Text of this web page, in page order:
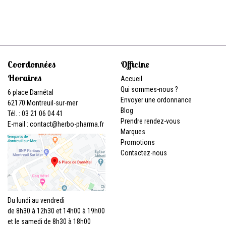
Coordonnées
Horaires
6 place Darnétal
62170 Montreuil-sur-mer
Tél. : 03 21 06 04 41
E-mail : contact@herbo-pharma.fr
Du lundi au vendredi
de 8h30 à 12h30 et 14h00 à 19h00
et le samedi de 8h30 à 18h00
Officine
Accueil
Qui sommes-nous ?
Envoyer une ordonnance
Blog
Prendre rendez-vous
Marques
Promotions
Contactez-nous